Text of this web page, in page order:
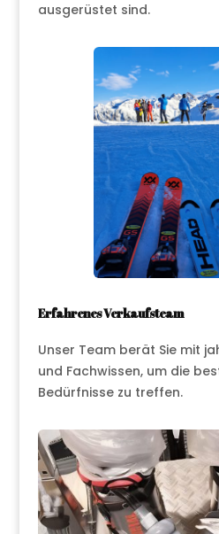
ausgerüstet sind.
Erfahrenes Verkaufsteam
Unser Team berät Sie mit
und Fachwissen, um die
Bedürfnisse zu treffen.